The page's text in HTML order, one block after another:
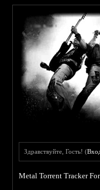
Здравствуйте, Гость! (
Metal Torrent Tracker